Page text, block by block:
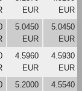
EUR
EUR
5.0450
EUR
5.0450
EUR
4.5960
EUR
4.5930
EUR
5.2000
4.5540